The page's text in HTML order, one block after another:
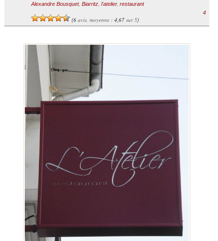
Alexandre Bousquet, Biarritz, l'atelier, restaurant
(6avis, moyenne : 4,67sur 5)
4